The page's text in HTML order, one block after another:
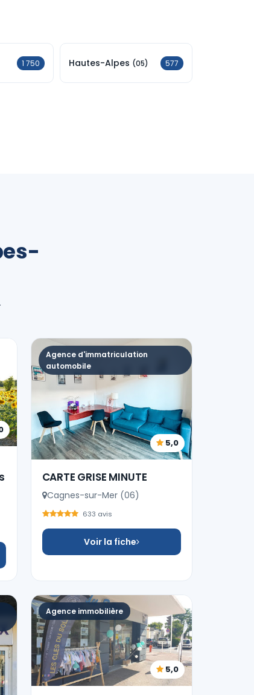
1 750 Hautes-Alpes (05) 577
Agence d'immatriculation
automobile
5,0
CARTE GRISE MINUTE
Cagnes-sur-Mer (06)
633 avis
Voir la fiche
Agence immobilière
5,0